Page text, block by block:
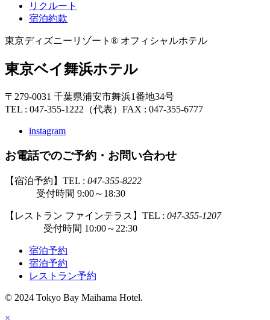
リクルート
宿泊約款
東京ディズニーリゾート® オフィシャルホテル
東京ベイ舞浜ホテル
〒279-0031 千葉県浦安市舞浜1番地34号
TEL : 047-355-1222（代表） FAX : 047-355-6777
instagram
お電話でのご予約・お問い合わせ
【宿泊予約】TEL : 047-355-8222
受付時間 9:00～18:30
【レストラン ファインテラス】TEL : 047-355-1207
受付時間 10:00～22:30
宿泊予約
宿泊予約
レストラン予約
© 2024 Tokyo Bay Maihama Hotel.
×